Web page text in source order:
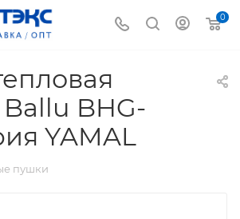
0
Ballu BHG-
YAMAL
пушки